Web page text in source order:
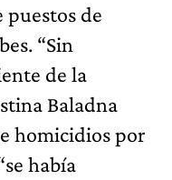
puestos de
“Sin
de la
Baladna
homicidios por
había